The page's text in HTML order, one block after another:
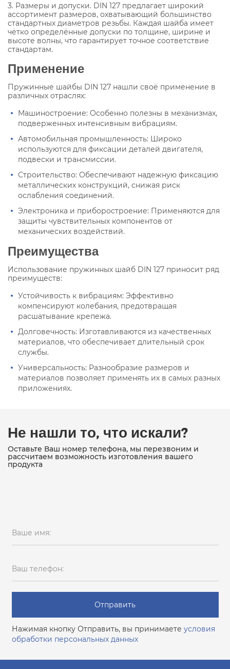
3. Размеры и допуски. DIN 127 предлагает широкий
ассортимент размеров, охватывающий большинство
стандартных диаметров резьбы. Каждая шайба имеет
чётко определённые допуски по толщине, ширине и
высоте волны, что гарантирует точное соответствие
стандартам.
Применение
Пружинные шайбы DIN 127 нашли своё применение в
различных отраслях:
Машиностроение: Особенно полезны в механизмах,
подверженных интенсивным вибрациям.
Автомобильная промышленность: Широко
используются для фиксации деталей двигателя,
подвески и трансмиссии.
Строительство: Обеспечивают надежную фиксацию
металлических конструкций, снижая риск
ослабления соединений.
Электроника и приборостроение: Применяются для
защиты чувствительных компонентов от
механических воздействий.
Преимущества
Использование пружинных шайб DIN 127 приносит ряд
преимуществ:
Устойчивость к вибрациям: Эффективно
компенсируют колебания, предотвращая
расшатывание крепежа.
Долговечность: Изготавливаются из качественных
материалов, что обеспечивает длительный срок
службы.
Универсальность: Разнообразие размеров и
материалов позволяет применять их в самых разных
приложениях.
Не нашли то, что искали?
Оставьте Ваш номер телефона, мы перезвоним и
рассчитаем возможность изготовления вашего
продукта
Ваше имя:
Ваш телефон:
Отправить
Нажимая кнопку Отправить, вы принимаете условия
обработки персональных данных